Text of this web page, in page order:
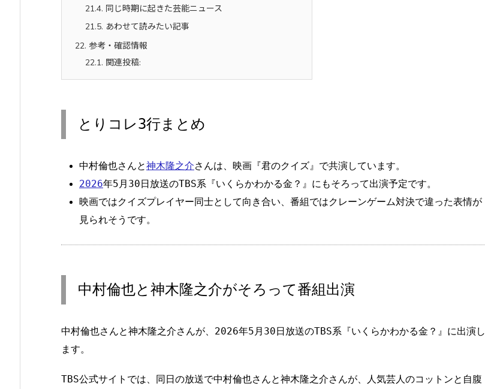
21.4. 同じ時期に起きた芸能ニュース
21.5. あわせて読みたい記事
22. 参考・確認情報
22.1. 関連投稿:
とりコレ3行まとめ
中村倫也さんと神木隆之介さんは、映画『君のクイズ』で共演しています。
2026年5月30日放送のTBS系『いくらかわかる金？』にもそろって出演予定です。
映画ではクイズプレイヤー同士として向き合い、番組ではクレーンゲーム対決で違った表情が
見られそうです。
中村倫也と神木隆之介がそろって番組出演
中村倫也さんと神木隆之介さんが、2026年5月30日放送のTBS系『いくらかわかる金？』に出演し
ます。
TBS公式サイトでは、同日の放送で中村倫也さんと神木隆之介さんが、人気芸人のコットンと自腹